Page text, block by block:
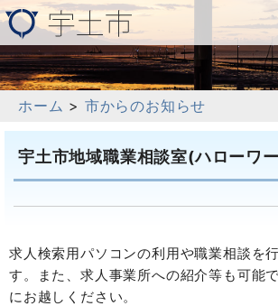
ホーム > 市からのお知らせ
宇土市地域職業相談室(ハローワ
求人検索用パソコンの利用や職業相談を
す。また、求人事業所への紹介等も可能
にお越しください。